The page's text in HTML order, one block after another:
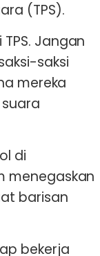
(TPS).
Jangan
saksi
mereka
di
menegaskan
barisan
bekerja